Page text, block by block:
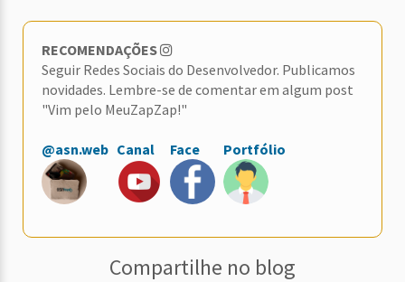
RECOMENDAÇÕES
Seguir Redes Sociais do Desenvolvedor. Publicamos
novidades. Lembre-se de comentar em algum post
"Vim pelo MeuZapZap!"
@asn.web Canal Face Portfólio
Compartilhe no blog